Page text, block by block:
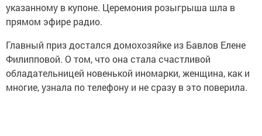
указанному в купоне. Церемония розыгрыша шла в
прямом эфире радио.
Главный приз достался домохозяйке из Бавлов Елене
Филипповой. О том, что она стала счастливой
обладательницей новенькой иномарки, женщина, как и
многие, узнала по телефону и не сразу в это поверила.